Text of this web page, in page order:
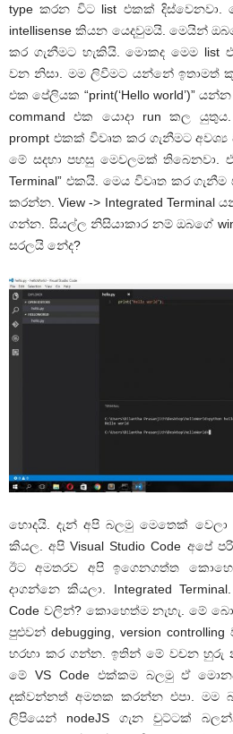
type කරන විට list එකක් දිස්වෙනවා.
intellisense කියන යෙදවුමයි. මෙයින්
කර ගැනීමට හැකියි. මොකද මෙම list
වන නිසා. මම ලිවීමට යන්නේ ඉතාමත්
එක පේලියක “print(‘Hello world’)”
command එක යොදා run කල යුතුය.
prompt එකක් විවෘත කර ගැනීමට
මේ සදහා පහසු මෙවලමක් තිබෙනවා. ඒ
Terminal” එකයි. මෙය විවෘත කර
කරන්න. View -> Integrated Terminal
ගන්න. සියල්ල නිසියාකාර නම් ඔබගේ
සරලයි නේද?
හොදයි. දැන් අපි බලමු මෙතෙක්
කියල. අපි Visual Studio Code අපේ
ඊට අමතරව අපි ඉගෙනගත්ත
දාගන්නෙ කියලා. Integrated
Code වලින්? කොහෙත්ම නැහැ. මේ
පුළුවන් debugging, version
හරහා කර ගන්න. ඉතින් මේ වචන හුරු
මේ VS Code එක්කම බලමු ඒ
දක්වන්නත් අමතක කරන්න එපා. මම
ලිපියෙන් nodeJS ගැන චුට්ටක්